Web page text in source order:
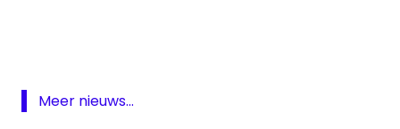
Europa
Meer nieuws...